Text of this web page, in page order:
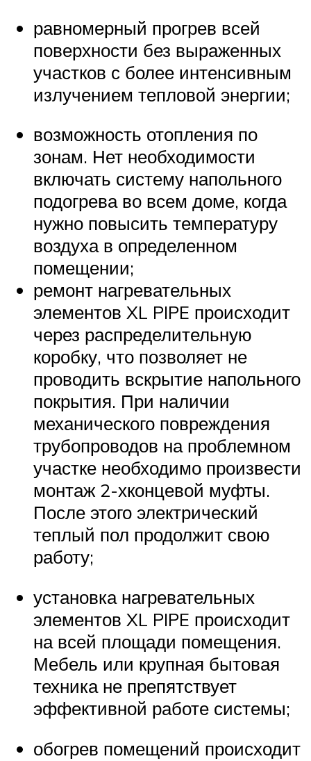
равномерный прогрев всей
поверхности без выраженных
участков с более интенсивным
излучением тепловой энергии;
возможность отопления по
зонам. Нет необходимости
включать систему напольного
подогрева во всем доме, когда
нужно повысить температуру
воздуха в определенном
помещении;
ремонт нагревательных
элементов XL PIPE происходит
через распределительную
коробку, что позволяет не
проводить вскрытие напольного
покрытия. При наличии
механического повреждения
трубопроводов на проблемном
участке необходимо произвести
монтаж 2-хконцевой муфты.
После этого электрический
теплый пол продолжит свою
работу;
установка нагревательных
элементов XL PIPE происходит
на всей площади помещения.
Мебель или крупная бытовая
техника не препятствует
эффективной работе системы;
обогрев помещений происходит